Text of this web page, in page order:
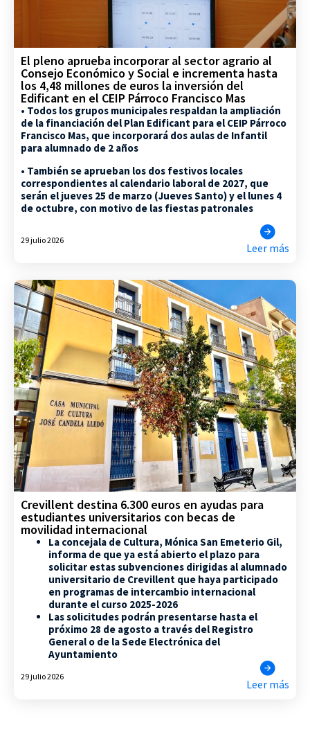
El pleno aprueba incorporar al sector agrario al
Consejo Económico y Social e incrementa hasta
los 4,48 millones de euros la inversión del
Edificant en el CEIP Párroco Francisco Mas
• Todos los grupos municipales respaldan la ampliación
de la financiación del Plan Edificant para el CEIP Párroco
Francisco Mas, que incorporará dos aulas de Infantil
para alumnado de 2 años
• También se aprueban los dos festivos locales
correspondientes al calendario laboral de 2027, que
serán el jueves 25 de marzo (Jueves Santo) y el lunes 4
de octubre, con motivo de las fiestas patronales
29 julio 2026
Leer más
Crevillent destina 6.300 euros en ayudas para
estudiantes universitarios con becas de
movilidad internacional
La concejala de Cultura, Mónica San Emeterio Gil,
informa de que ya está abierto el plazo para
solicitar estas subvenciones dirigidas al alumnado
universitario de Crevillent que haya participado
en programas de intercambio internacional
durante el curso 2025-2026
Las solicitudes podrán presentarse hasta el
próximo 28 de agosto a través del Registro
General o de la Sede Electrónica del
Ayuntamiento
29 julio 2026
Leer más